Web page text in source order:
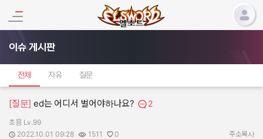
이슈 게시판
전체 자유 질문
[질문] ed는 어디서 벌어야하나요? 2
작성자:
초믐 Lv.99
작성일:
2022.10.01 09:28
조회수:
1511
추천수:
0 주소복사